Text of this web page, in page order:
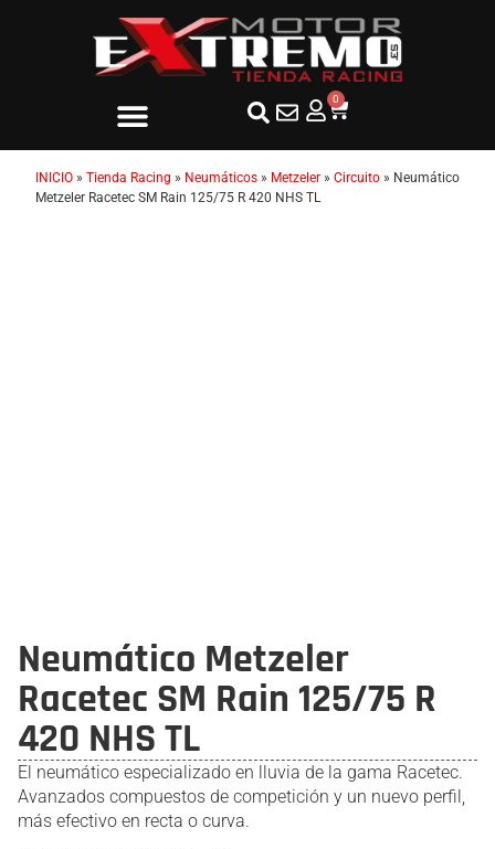
0
INICIO » Tienda Racing » Neumáticos » Metzeler » Circuito » Neumático
Metzeler Racetec SM Rain 125/75 R 420 NHS TL
Neumático Metzeler
Racetec SM Rain 125/75 R
420 NHS TL
El neumático especializado en lluvia de la gama Racetec.
Avanzados compuestos de competición y un nuevo perfil,
más efectivo en recta o curva.